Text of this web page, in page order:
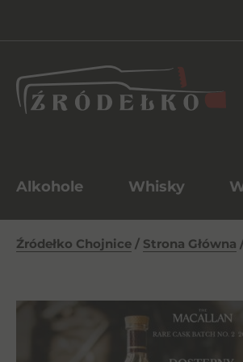
Alkohole Whisky
Źródełko Chojnice / Strona Główna